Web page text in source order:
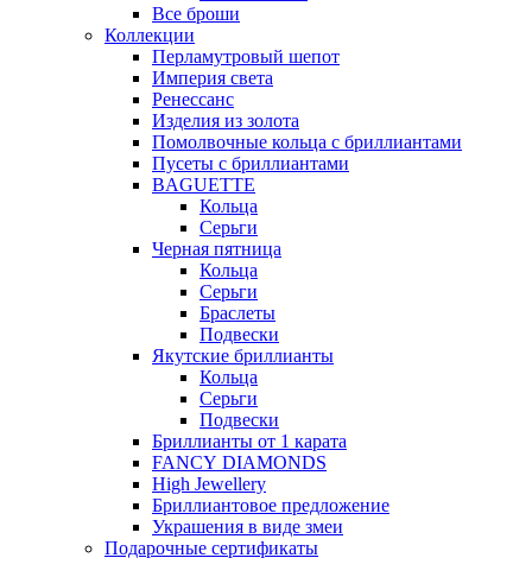
Все броши
Коллекции
Перламутровый шепот
Империя света
Ренессанс
Изделия из золота
Помолвочные кольца с бриллиантами
Пусеты с бриллиантами
BAGUETTE
Кольца
Серьги
Черная пятница
Кольца
Серьги
Браслеты
Подвески
Якутские бриллианты
Кольца
Серьги
Подвески
Бриллианты от 1 карата
FANCY DIAMONDS
High Jewellery
Бриллиантовое предложение
Украшения в виде змеи
Подарочные сертификаты